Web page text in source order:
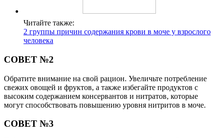
Читайте также:
2 группы причин содержания крови в моче у взрослого
человека
СОВЕТ №2
Обратите внимание на свой рацион. Увеличьте потребление
свежих овощей и фруктов, а также избегайте продуктов с
высоким содержанием консервантов и нитратов, которые
могут способствовать повышению уровня нитритов в моче.
СОВЕТ №3